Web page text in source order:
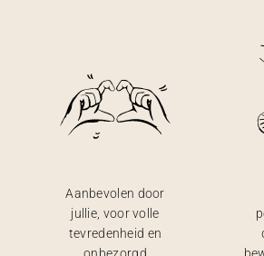
Aanbevolen door
jullie, voor volle
tevredenheid en